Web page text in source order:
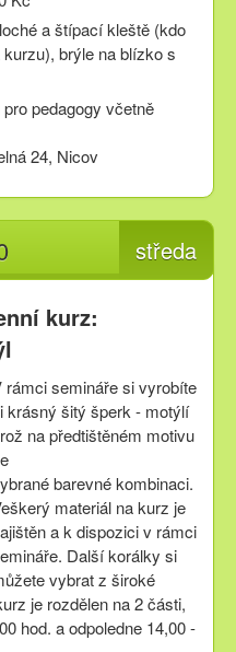
a štípací kleště (kdo
brýle na blízko s
pedagogy včetně
24, Nicov
středa
kurz:
rámci semináře si vyrobíte
krásný šitý šperk - motýlí
na předtištěném motivu
barevné kombinaci.
materiál na kurz je
a k dispozici v rámci
Další korálky si
vybrat z široké
je rozdělen na 2 části,
hod. a odpoledne 14,00 -